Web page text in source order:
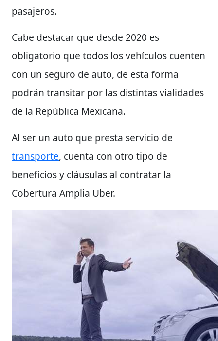
pasajeros.
Cabe destacar que desde 2020 es
obligatorio que todos los vehículos cuenten
con un seguro de auto, de esta forma
podrán transitar por las distintas vialidades
de la República Mexicana.
Al ser un auto que presta servicio de
transporte, cuenta con otro tipo de
beneficios y cláusulas al contratar la
Cobertura Amplia Uber.